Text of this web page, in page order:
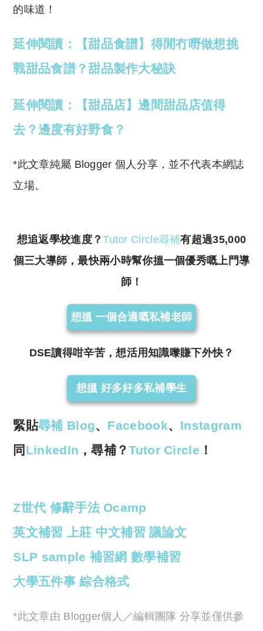
的味道！
延伸閱讀：【甜品食譜】得閒冇嘢做想挑
戰甜品食譜？甜品製作大秘訣
延伸閱讀：【甜品店】邊間甜品店值得
去？邊度有好野食？
*此文章純屬 Blogger 個人分享，並不代表本網誌
立場。
想追返學校進度？Tutor Circle尋補有超過35,000
個三大導師，最快兩小時幫你搵一個優秀嘅上門導
師！
想搵 一個合適嘅私補老師
DSE讀得咁辛苦，想活用知識嚟賺下外快？
想搵 好多好多私補學生
緊貼尋補 Blog、 Facebook、 Instagram
同 LinkedIn ，尋補？Tutor Circle ！
Z世代 修辭手法Ocamp
英文補習 上莊 中文補習 議論文
SLP sample 補習網 數學補習
大學五件事綜合格式
*此文章由 Blogger個人／編輯團隊 分享並僅供參